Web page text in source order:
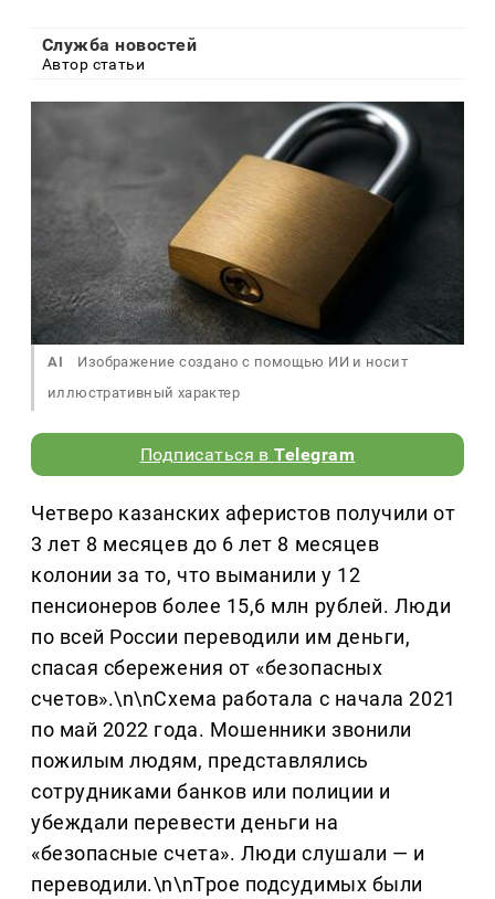
Служба новостей
Автор статьи
AI
Изображение создано с помощью ИИ и носит
иллюстративный характер
Подписаться вTelegram
Четверо казанских аферистов получили от
3 лет 8 месяцев до 6 лет 8 месяцев
колонии за то, что выманили у 12
пенсионеров более 15,6 млн рублей. Люди
по всей России переводили им деньги,
спасая сбережения от «безопасных
счетов».\n\nСхема работала с начала 2021
по май 2022 года. Мошенники звонили
пожилым людям, представлялись
сотрудниками банков или полиции и
убеждали перевести деньги на
«безопасные счета». Люди слушали — и
переводили.\n\nТрое подсудимых были